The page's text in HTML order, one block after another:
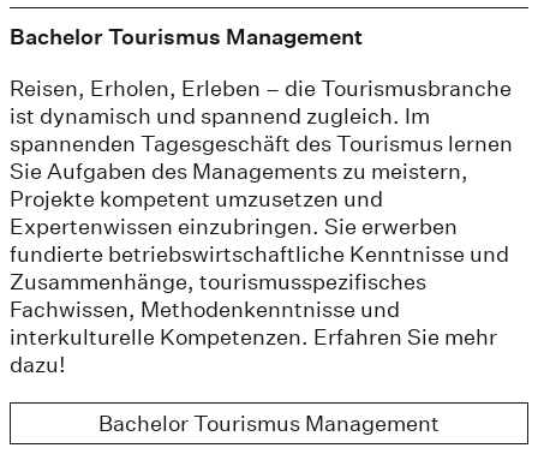
Bachelor Tourismus Management
Reisen, Erholen, Erleben – die Tourismusbranche
ist dynamisch und spannend zugleich. Im
spannenden Tagesgeschäft des Tourismus lernen
Sie Aufgaben des Managements zu meistern,
Projekte kompetent umzusetzen und
Expertenwissen einzubringen. Sie erwerben
fundierte betriebswirtschaftliche Kenntnisse und
Zusammenhänge, tourismusspezifisches
Fachwissen, Methodenkenntnisse und
interkulturelle Kompetenzen. Erfahren Sie mehr
dazu!
Bachelor Tourismus Management